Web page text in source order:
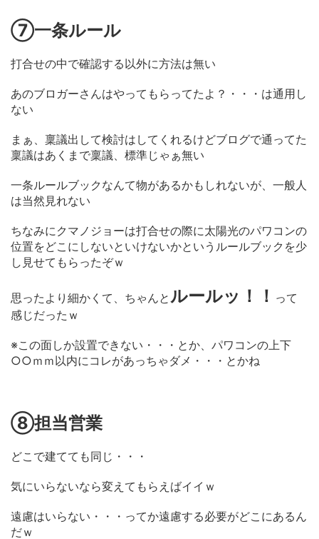
⑦一条ルール
打合せの中で確認する以外に方法は無い
あのブロガーさんはやってもらってたよ？・・・は通用し
ない
まぁ、稟議出して検討はしてくれるけどブログで通ってた
稟議はあくまで稟議、標準じゃぁ無い
一条ルールブックなんて物があるかもしれないが、一般人
は当然見れない
ちなみにクマノジョーは打合せの際に太陽光のパワコンの
位置をどこにしないといけないかというルールブックを少
し見せてもらったぞｗ
思ったより細かくて、ちゃんと ルールッ！！ って
感じだったｗ
※この面しか設置できない・・・とか、パワコンの上下
○○ｍｍ以内にコレがあっちゃダメ・・・とかね
⑧担当営業
どこで建てても同じ・・・
気にいらないなら変えてもらえばイイｗ
遠慮はいらない・・・ってか遠慮する必要がどこにあるん
だｗ